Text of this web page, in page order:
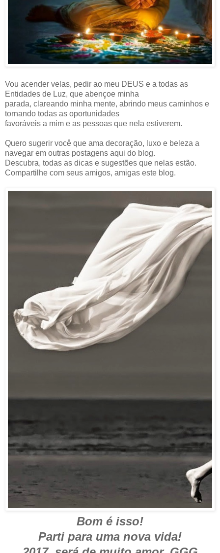
Vou acender velas, pedir ao meu DEUS e a todas as
Entidades de Luz, que abençoe minha
parada, clareando minha mente, abrindo meus caminhos e
tornando todas as oportunidades
favoráveis a mim e as pessoas que nela estiverem.
Quero sugerir você que ama decoração, luxo e beleza a
navegar em outras postagens aqui do blog.
Descubra, todas as dicas e sugestões que nelas estão.
Compartilhe com seus amigos, amigas este blog.
Bom é isso!
Parti para uma nova vida!